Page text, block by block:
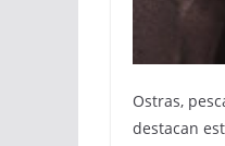
Ostras,
destacan